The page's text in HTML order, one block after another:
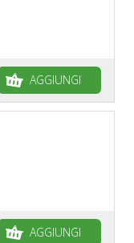
AGGIUNGI
AGGIUNGI